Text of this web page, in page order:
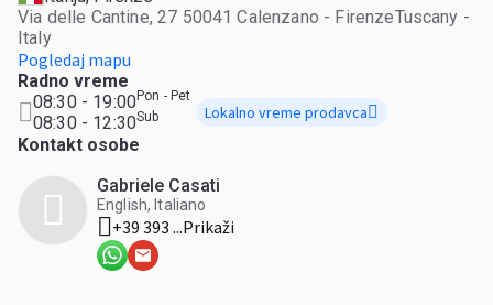
Via delle Cantine, 27 50041 Calenzano - FirenzeTuscany -
Italy
Pogledaj mapu
Radno vreme
08:30 - 19:00Pon - Pet
08:30 - 12:30Sub Lokalno vreme prodavca
Kontakt osobe
Gabriele Casati
English, Italiano
+39 393 ...Prikaži